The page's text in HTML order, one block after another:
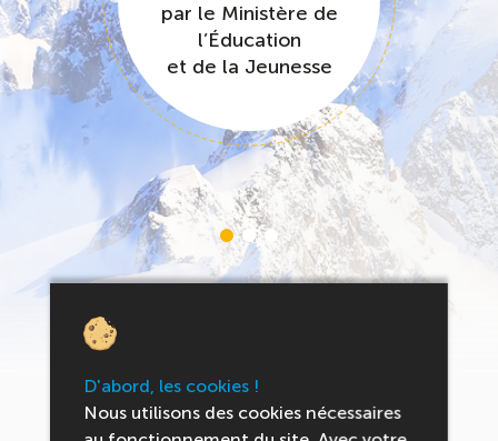
par le Ministère de
l’Éducation
et de la Jeunesse
Profitez
Vos avantages
D'abord, les cookies !
Nous utilisons des cookies nécessaires